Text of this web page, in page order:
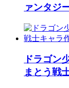
ァンタジ
ドラゴン
まとう戦